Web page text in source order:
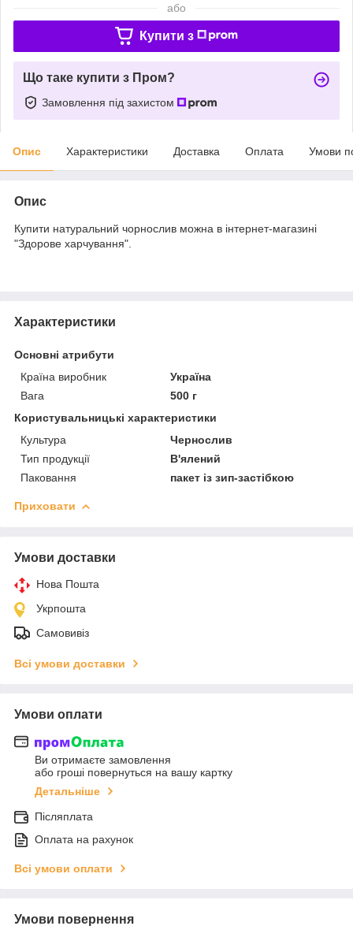
або
Купити з
Що таке купити з Пром?
Замовлення під захистом
Опис Характеристики Доставка Оплата Умови
Опис
Купити натуральний чорнослив можна в інтернет-магазині
"Здорове харчування".
Характеристики
Основні атрибути
Країна виробник
Україна
Вага
500 г
Користувальницькі характеристики
Культура
Чернослив
Тип продукції
В'ялений
Паковання
пакет із зип-застібкою
Приховати
Умови доставки
Нова Пошта
Укрпошта
Самовивіз
Всі умови доставки
Умови оплати
Ви отримаєте замовлення
або гроші повернуться на вашу картку
Детальніше
Післяплата
Оплата на рахунок
Всі умови оплати
Умови повернення